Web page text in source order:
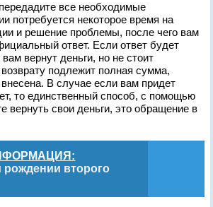
все необходимые
потребуется некоторое время на
и решение проблемы, после чего вам
ответ. Если ответ будет
вернут деньги, но не стоит
подлежит полная сумма,
В случае если вам придет
то единственный способ, с помощью
вернуть свои деньги, это обращение в
второго